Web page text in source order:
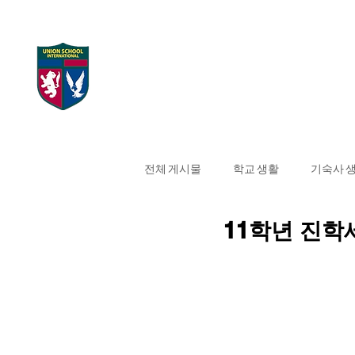
전체 게시물 학교 생활 기숙사
11학년 진학